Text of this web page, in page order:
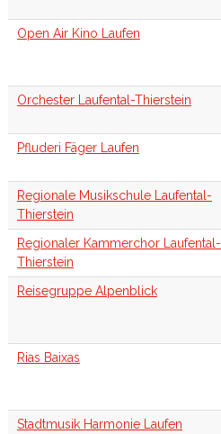
Open Air Kino Laufen
Orchester Laufental-Thierstein
Pfluderi Fäger Laufen
Regionale Musikschule Laufental-
Thierstein
Regionaler Kammerchor Laufental-
Thierstein
Reisegruppe Alpenblick
Rias Baixas
Stadtmusik Harmonie Laufen